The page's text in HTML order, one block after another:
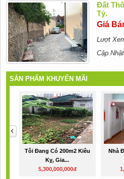
Đất
Tỷ.
Giá
Lượt
Cập
SẢN PHẨM KHUYẾN MÃI
Tôi Đang Có 200m2 Kiêu
Kỵ, Gia...
5,300,000,000đ
Nhà